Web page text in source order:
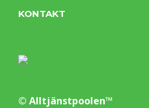
KONTAKT
© Alltjänstpoolen™